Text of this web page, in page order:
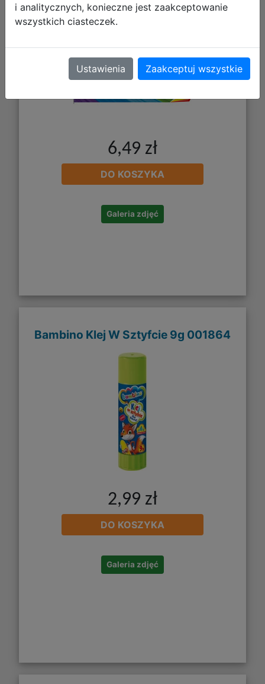
6,49 zł
DO KOSZYKA
Galeria zdjęć
Bambino Klej W Sztyfcie 9g 001864
2,99 zł
DO KOSZYKA
Galeria zdjęć
i analitycznych, konieczne jest zaakceptowanie
wszystkich ciasteczek.
Ustawienia Zaakceptuj wszystkie